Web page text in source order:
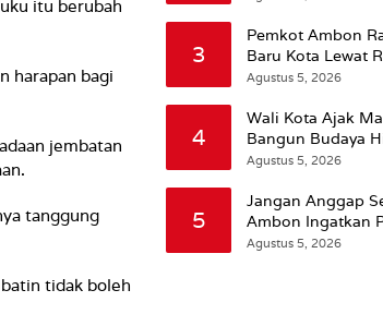
itu berubah
harapan bagi
jembatan
tanggung
tidak boleh
Susun RDTR
3
Pemkot Ambon
Baru Kota Lewat
Agustus 5, 2026
4
Wali Kota Ajak
Bangun Budaya
Agustus 5, 2026
5
Jangan Anggap
Ambon Ingatkan
Perencanaan
Agustus 5, 2026